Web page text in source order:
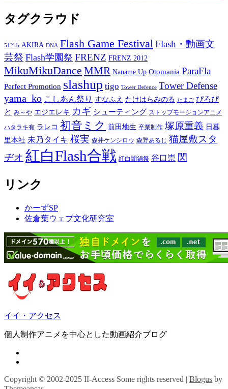
タグクラウド
512kb AKIRA DNA Flash Game FestivalFlash・動画文
芸祭 Flash学園祭 FRENZ FRENZ 2012
MikuMikuDance MMR Naname Up Otomania ParaFla
Perfect Promotion slashup tigo Tower Defence Tower Defense
yama_ko こしあん祭り すなふえ たけはらみのる たまご ぴろぴ
と み～や エジエレキ カギ シューティング ストップモーションアニメ
ハタラキ有 ラレコ 初音ミク 前田地生 卒業制作 塚原重義 日暮
里本社 未乃タイキ 桜実 森井ケンシロウ 森野あるじ 猫屋敷スタ
ヂオ 紅白Flash合戦 紅白闇鍋祭 谷口崇 閃
リンク
かーずSP
佐倉葉ウェブ文化研究室
イイ・アクセス
個人制作アニメを中心とした動画紹介ブログ
Copyright © 2002-2025 II-Access Some rights reserved | Blogus by